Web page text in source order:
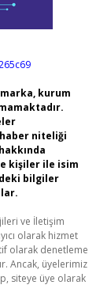
kurum
niteliği
kişiler ile isim
bilgiler
ve İletişim
olarak hizmet
olarak denetleme
Ancak, üyelerimiz
siteye üye olarak